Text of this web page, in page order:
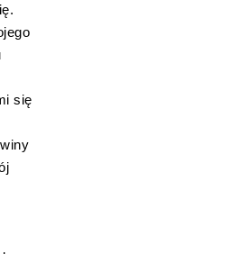
się